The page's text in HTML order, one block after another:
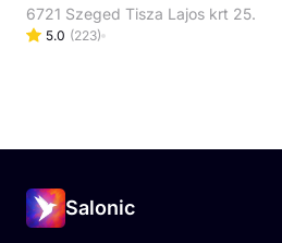
6721 Szeged Tisza Lajos krt 25.
5.0 (223)
Salonic